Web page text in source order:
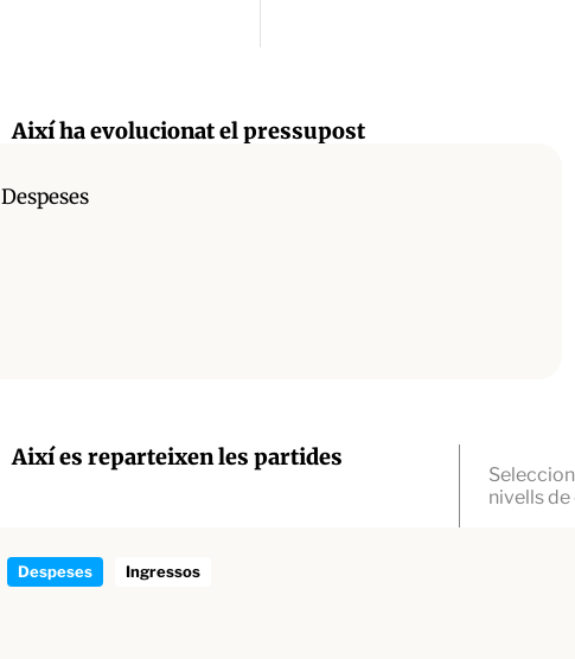
Així ha evolucionat el pressupost
Despeses
Així es reparteixen les partides
nivells
Despeses Ingressos